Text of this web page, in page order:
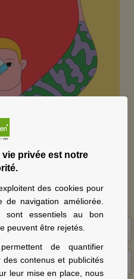
privée est notre
des cookies pour
navigation améliorée.
sont essentiels au bon
peuvent être rejetés.
de quantifier
contenus et publicités
leur mise en place, nous
MGEN au
avis comptent,